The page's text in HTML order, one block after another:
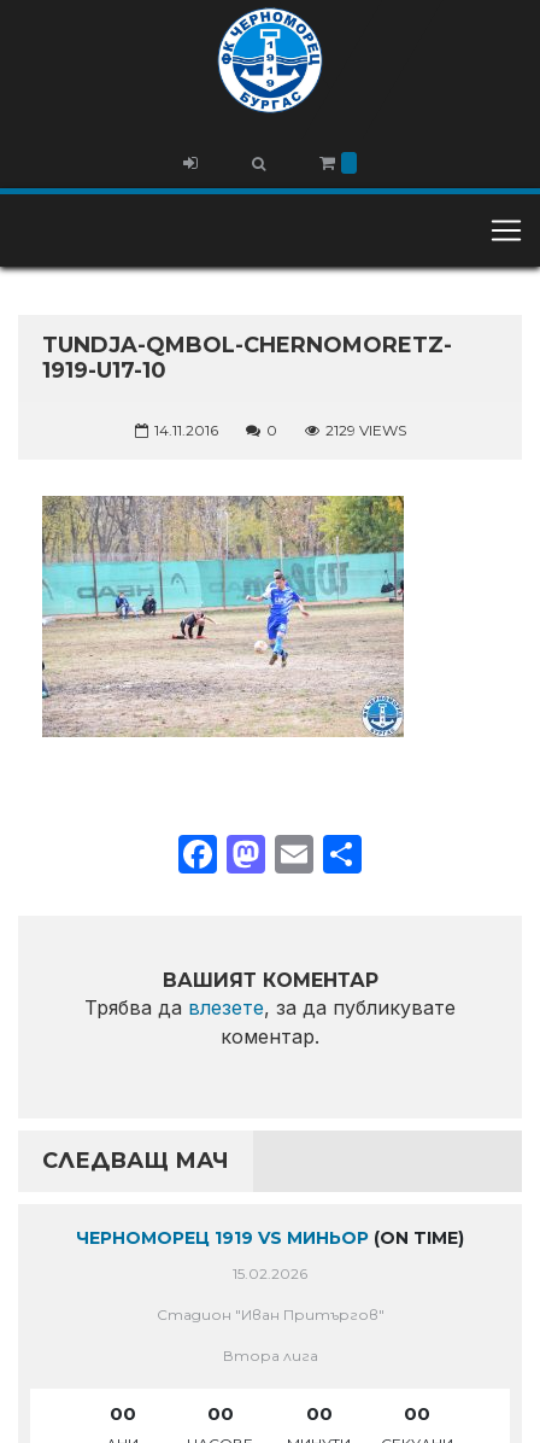
TUNDJA-QMBOL-CHERNOMORETZ-
1919-U17-10
14.11.2016 0 2129 VIEWS
Facebook
Mastodon
Email
ВАШИЯТ КОМЕНТАР
Трябва да влезете, за да публикувате
коментар.
СЛЕДВАЩ МАЧ
ЧЕРНОМОРЕЦ 1919 VS МИНЬОР (ON TIME)
15.02.2026
Стадион "Иван Притъргов"
Втора лига
00 00 00 00